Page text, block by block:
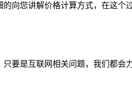
向您讲解价格计算方式，在这个
要是互联网相关问题，我们都会